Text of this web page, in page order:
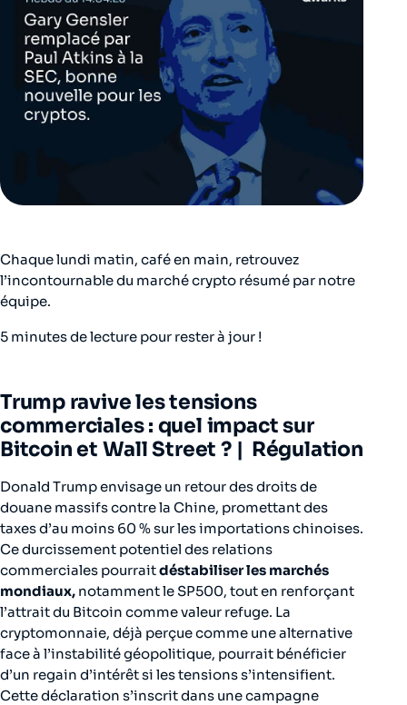
Chaque lundi matin, café en main, retrouvez
l’incontournable du marché crypto résumé par notre
équipe.
5 minutes de lecture pour rester à jour !
Trump ravive les tensions
commerciales : quel impact sur
Bitcoin et Wall Street ? | Régulation
Donald Trump envisage un retour des droits de
douane massifs contre la Chine, promettant des
taxes d’au moins 60 % sur les importations chinoises.
Ce durcissement potentiel des relations
commerciales pourraitdéstabiliser les marchés
mondiaux, notamment le SP500, tout en renforçant
l’attrait du Bitcoin comme valeur refuge. La
cryptomonnaie, déjà perçue comme une alternative
face à l’instabilité géopolitique, pourrait bénéficier
d’un regain d’intérêt si les tensions s’intensifient.
Cette déclaration s’inscrit dans une campagne